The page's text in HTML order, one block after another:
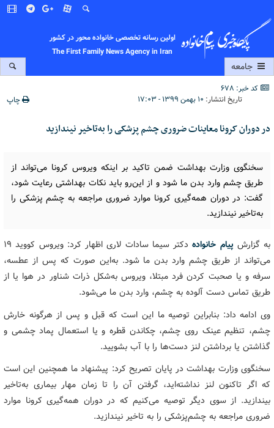
اولین رسانه تخصصی خانواده محور در کشور
The First Family News Agency in Iran
جامعه
کد خبر: 678
تاریخ انتشار: ۱۰ بهمن ۱۳۹۹ - ۱۷:۰۳ چاپ
در دوران کرونا معاینات ضروری چشم پزشکی را به‌تاخیر نیندازید
سخنگوی وزارت بهداشت ضمن تاکید بر اینکه ویروس کرونا می‌تواند از
طریق چشم وارد بدن ما شود و از این‌رو باید نکات بهداشتی رعایت شود،
گفت: در دوران همه‌گیری کرونا موارد ضروری مراجعه به چشم پزشکی را
به‌تاخیر نیندازید.
به گزارش پیام خانواده
دکتر سیما سادات لاری اظهار کرد: ویروس کووید ۱۹
می‌تواند از طریق چشم وارد بدن ما شود. به‌این صورت که پس از عطسه،
سرفه و یا صحبت کردن فرد مبتلا، ویروس به‌شکل ذرات شناور در هوا یا از
طریق تماس دست آلوده به چشم، وارد بدن ما می‌شود.
وی ادامه داد: بنابراین توصیه ما این است که قبل و پس از هرگونه خارش
چشم، تنظیم عینک روی چشم، چکاندن قطره و یا استعمال پماد چشمی و
گذاشتن یا برداشتن لنز دست‌ها را با آب بشویید.
سخنگوی وزارت بهداشت در پایان تصریح کرد: پیشنهاد ما همچنین این است
که اگر تاکنون لنز نداشته‌اید، گرفتن آن را تا زمان مهار بیماری به‌تاخیر
بیندازید. از سوی دیگر توصیه می‌کنیم که در دوران همه‌گیری کرونا موارد
ضروری مراجعه به چشم‌پزشکی را به تاخیر نیندازید.